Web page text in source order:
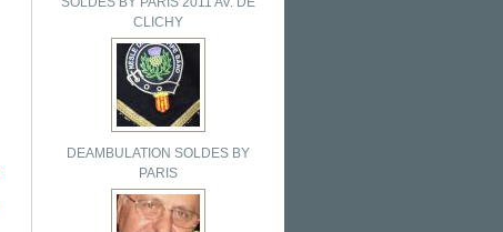
CLICHY
DEAMBULATION SOLDES BY
PARIS